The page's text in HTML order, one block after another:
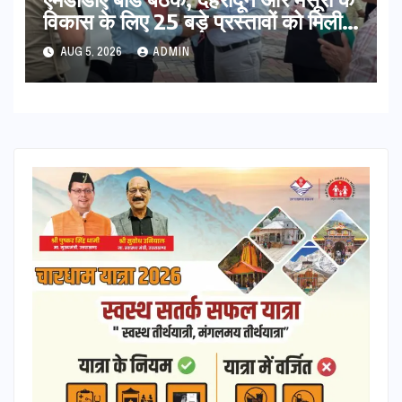
विकास के लिए 25 बड़े प्रस्तावों को मिली
हरी झंडी
AUG 5, 2026 ADMIN